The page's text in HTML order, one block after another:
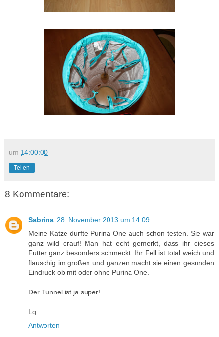
um 14:00:00
Teilen
8 Kommentare:
Sabrina 28. November 2013 um 14:09
Meine Katze durfte Purina One auch schon testen. Sie war
ganz wild drauf! Man hat echt gemerkt, dass ihr dieses
Futter ganz besonders schmeckt. Ihr Fell ist total weich und
flauschig im großen und ganzen macht sie einen gesunden
Eindruck ob mit oder ohne Purina One.
Der Tunnel ist ja super!
Lg
Antworten